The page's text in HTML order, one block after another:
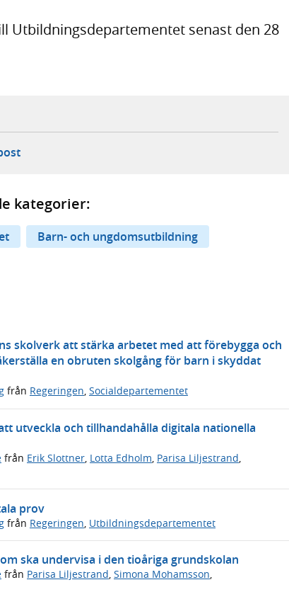
Utbildningsdepartementet senast den 28
webbplats,
i ny flik, extern webbplats,
- öppnar din e-postklient,
kategorier:
Barn- och ungdomsutbildning
skolverk att stärka arbetet med att förebygga och
en obruten skolgång för barn i skyddat
från Regeringen, Socialdepartementet
utveckla och tillhandahålla digitala nationella
från Erik Slottner, Lotta Edholm, Parisa Liljestrand,
prov
från Regeringen Utbildningsdepartementet
ska undervisa i den tioåriga grundskolan
från Parisa Liljestrand, Simona Mohamsson,